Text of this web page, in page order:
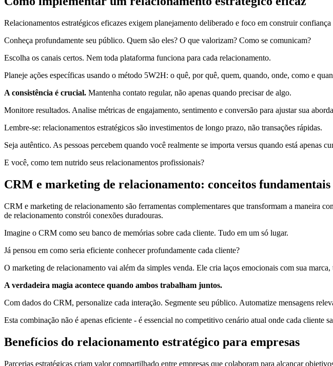
Relacionamentos estratégicos eficazes exigem planejamento deliberado e foco em construir
Conheça profundamente seu público. Quem são eles? O que valorizam? Como se comunicam?
Escolha os canais certos. Nem toda plataforma funciona para cada relacionamento.
Planeje ações específicas usando o método 5W2H: o quê, por quê, quem, quando, onde, como e
A consistência é crucial. Mantenha contato regular, não apenas quando precisar de algo.
Monitore resultados. Analise métricas de engajamento, sentimento e conversão para ajustar sua
Lembre-se: relacionamentos estratégicos são investimentos de longo prazo, não transações rápidas.
Seja autêntico. As pessoas percebem quando você realmente se importa versus quando está apenas
E você, como tem nutrido seus relacionamentos profissionais?
CRM e marketing de relacionamento: conceitos fundamentais
CRM e marketing de relacionamento são ferramentas complementares que transformam a maneira
de relacionamento constrói conexões duradouras.
Imagine o CRM como seu banco de memórias sobre cada cliente. Tudo em um só lugar.
Já pensou em como seria eficiente conhecer profundamente cada cliente?
O marketing de relacionamento vai além da simples venda. Ele cria laços emocionais com sua
A verdadeira magia acontece quando ambos trabalham juntos.
Com dados do CRM, personalize cada interação. Segmente seu público. Automatize mensagens
Esta combinação não é apenas eficiente - é essencial no competitivo cenário atual onde cada cliente
Benefícios do relacionamento estratégico para empresas
Parcerias estratégicas criam valor compartilhado entre empresas que colaboram para alcançar